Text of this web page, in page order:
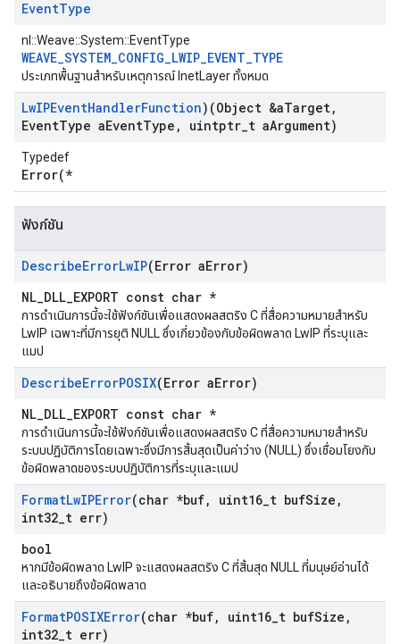
EventType
nl::Weave::System::EventType
WEAVE_SYSTEM_CONFIG_LWIP_EVENT_TYPE
ประเภทพื้นฐานสำหรับเหตุการณ์ InetLayer ทั้งหมด
LwIPEventHandlerFunction)(Object &aTarget,
EventType aEventType , uintptr t aArgument)
Typedef
Error(*
ฟังก์ชัน
DescribeErrorLwIP(Error aError)
NL_DLL_EXPORT const char *
การดำเนินการนี้จะใช้ฟังก์ชันเพื่อแสดงผลสตริง C ที่สื่อความหมายสำหรับ
LwIP เฉพาะที่มีการยุติ NULL ซึ่งเกี่ยวข้องกับข้อผิดพลาด LwIP ที่ระบุและ
แมป
DescribeErrorPOSIX(Error aError)
NL_DLL_EXPORT const char *
การดำเนินการนี้จะใช้ฟังก์ชันเพื่อแสดงผลสตริง C ที่สื่อความหมายสำหรับ
ระบบปฏิบัติการโดยเฉพาะซึ่งมีการสิ้นสุดเป็นค่าว่าง (NULL) ซึ่งเชื่อมโยงกับ
ข้อผิดพลาดของระบบปฏิบัติการที่ระบุและแมป
FormatLwIPError(char *buf, uint16 t bufSize ,
int32 t err)
bool
หากมีข้อผิดพลาด LwIP จะแสดงผลสตริง C ที่สิ้นสุด NULL ที่มนุษย์อ่านได้
และอธิบายถึงข้อผิดพลาด
FormatPOSIXError(char *buf, uint16 t bufSize ,
int32 t err)